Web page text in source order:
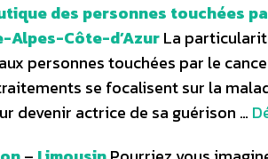
des personnes touchées
Alpes-Côte-d’AzurLa
personnes touchées par le
se focalisent sur la
devenir actrice de sa guérison …